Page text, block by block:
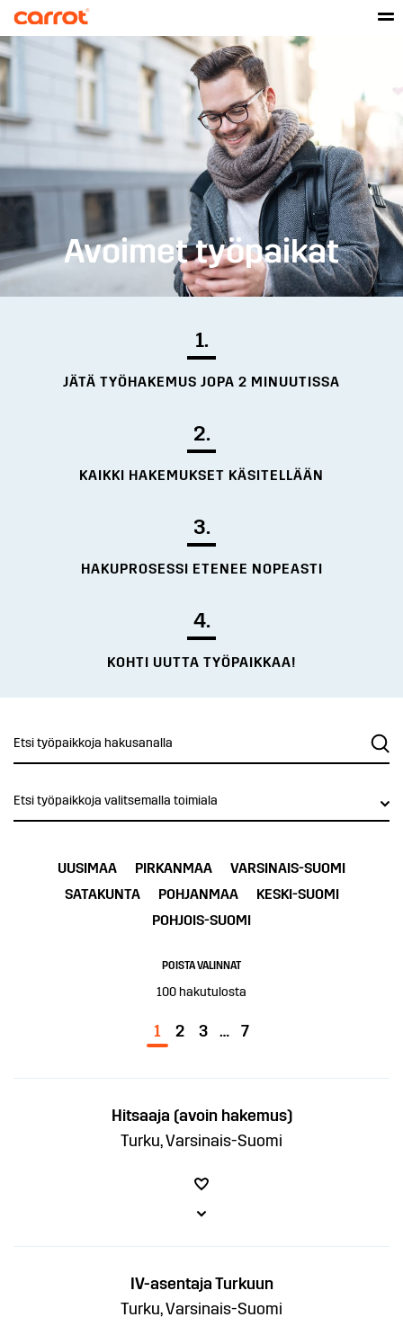
Avoimet työpaikat
1.
JÄTÄ TYÖHAKEMUS JOPA 2 MINUUTISSA
2.
KAIKKI HAKEMUKSET KÄSITELLÄÄN
3.
HAKUPROSESSI ETENEE NOPEASTI
4.
KOHTI UUTTA TYÖPAIKKAA!
Etsi työpaikkoja valitsemalla toimiala
UUSIMAA PIRKANMAA
VARSINAIS-SUOMI
SATAKUNTA
POHJANMAA
KESKI-SUOMI
POHJOIS-SUOMI
POISTA VALINNAT
100hakutulosta
1 2 3 … 7
Hitsaaja (avoin hakemus)
Turku, Varsinais-Suomi
IV-asentaja Turkuun
Turku, Varsinais-Suomi